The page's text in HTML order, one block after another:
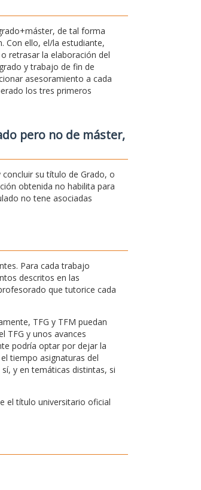
de tal forma
Con ello, el/la estudiante,
retrasar la elaboración del
y trabajo de fin de
asesoramiento a cada
los tres primeros
pero no de máster,
su título de Grado, o
obtenida no habilita para
no tene asociadas
Para cada trabajo
descritos en las
que tutorice cada
TFG y TFM puedan
TFG y unos avances
podría optar por dejar la
tiempo asignaturas del
y en temáticas distintas, si
el título universitario oficial